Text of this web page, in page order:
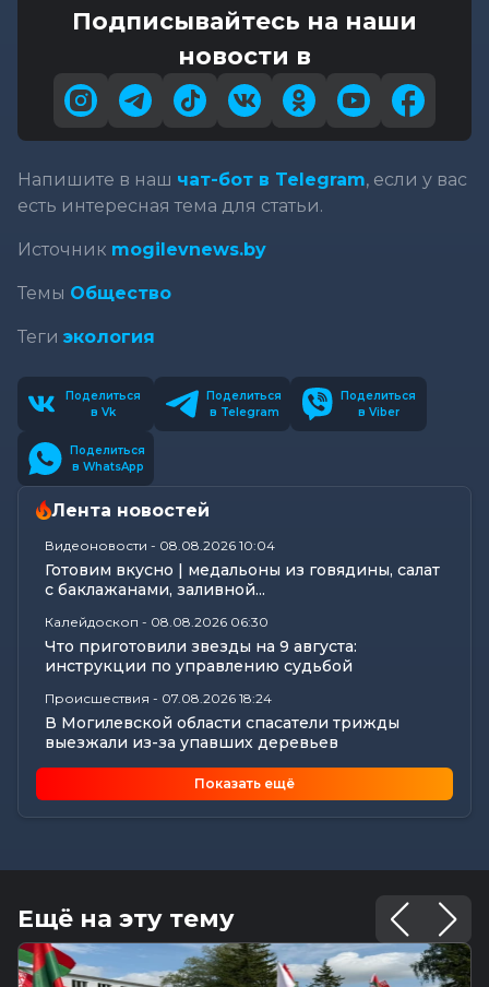
Подписывайтесь на наши
новости в
Напишите в наш чат-бот в Telegram, если у вас
есть интересная тема для статьи.
Источник mogilevnews.by
Темы Общество
Теги экология
Поделиться
в Vk
Поделиться
в Telegram
Поделиться
в Viber
Поделиться
в WhatsApp
Лента новостей
Видеоновости - 08.08.2026 10:04
Готовим вкусно | медальоны из говядины, салат
с баклажанами, заливной...
Калейдоскоп - 08.08.2026 06:30
Что приготовили звезды на 9 августа:
инструкции по управлению судьбой
Происшествия - 07.08.2026 18:24
В Могилевской области спасатели трижды
выезжали из-за упавших деревьев
Почему мозг стирает сны через минуту после
подъема, чем они полезны в...
Чем обернулась незаконная минимизация
Все новости - 07.08.2026 15:07
Цифры, технологии и кадры: главные итоги
вступительной кампании...
Показать ещё
Ещё на эту тему